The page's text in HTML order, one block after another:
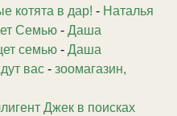
котята в дар! - Наталья
Семью - Даша
семью - Даша
вас - зоомагазин,
Джек в поисках